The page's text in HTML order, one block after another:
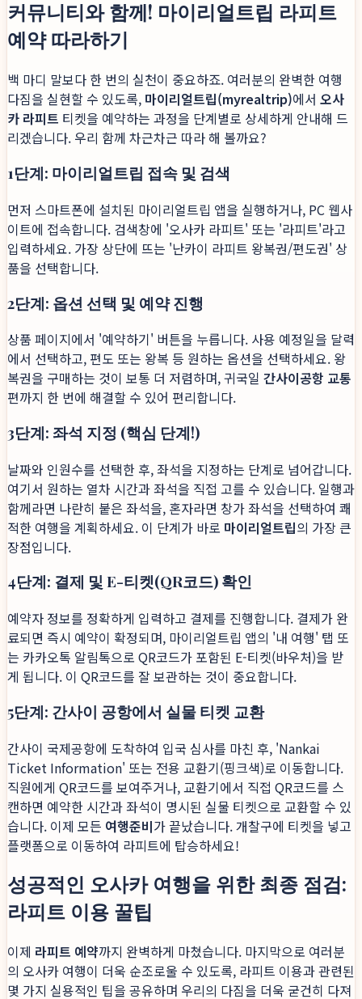
커뮤니티와 함께! 마이리얼트립 라피트
예약 따라하기
백 마디 말보다 한 번의 실천이 중요하죠. 여러분의 완벽한 여행
다짐을 실현할 수 있도록, 마이리얼트립(myrealtrip)에서 오사
카 라피트 티켓을 예약하는 과정을 단계별로 상세하게 안내해 드
리겠습니다. 우리 함께 차근차근 따라 해 볼까요?
1단계: 마이리얼트립 접속 및 검색
먼저 스마트폰에 설치된 마이리얼트립 앱을 실행하거나, PC 웹사
이트에 접속합니다. 검색창에 '오사카 라피트' 또는 '라피트'라고
입력하세요. 가장 상단에 뜨는 '난카이 라피트 왕복권/편도권' 상
품을 선택합니다.
2단계: 옵션 선택 및 예약 진행
상품 페이지에서 '예약하기' 버튼을 누릅니다. 사용 예정일을 달력
에서 선택하고, 편도 또는 왕복 등 원하는 옵션을 선택하세요. 왕
복권을 구매하는 것이 보통 더 저렴하며, 귀국일 간사이공항 교통
편까지 한 번에 해결할 수 있어 편리합니다.
3단계: 좌석 지정 (핵심 단계!)
날짜와 인원수를 선택한 후, 좌석을 지정하는 단계로 넘어갑니다.
여기서 원하는 열차 시간과 좌석을 직접 고를 수 있습니다. 일행과
함께라면 나란히 붙은 좌석을, 혼자라면 창가 좌석을 선택하여 쾌
적한 여행을 계획하세요. 이 단계가 바로 마이리얼트립의 가장 큰
장점입니다.
4단계: 결제 및 E-티켓(QR코드) 확인
예약자 정보를 정확하게 입력하고 결제를 진행합니다. 결제가 완
료되면 즉시 예약이 확정되며, 마이리얼트립 앱의 '내 여행' 탭 또
는 카카오톡 알림톡으로 QR코드가 포함된 E-티켓(바우처)을 받
게 됩니다. 이 QR코드를 잘 보관하는 것이 중요합니다.
5단계: 간사이 공항에서 실물 티켓 교환
간사이 국제공항에 도착하여 입국 심사를 마친 후, 'Nankai
Ticket Information' 또는 전용 교환기(핑크색)로 이동합니다.
직원에게 QR코드를 보여주거나, 교환기에서 직접 QR코드를 스
캔하면 예약한 시간과 좌석이 명시된 실물 티켓으로 교환할 수 있
습니다. 이제 모든 여행준비가 끝났습니다. 개찰구에 티켓을 넣고
플랫폼으로 이동하여 라피트에 탑승하세요!
성공적인 오사카 여행을 위한 최종 점검:
라피트 이용 꿀팁
이제 라피트 예약까지 완벽하게 마쳤습니다. 마지막으로 여러분
의 오사카 여행이 더욱 순조로울 수 있도록, 라피트 이용과 관련된
몇 가지 실용적인 팁을 공유하며 우리의 다짐을 더욱 굳건히 다져